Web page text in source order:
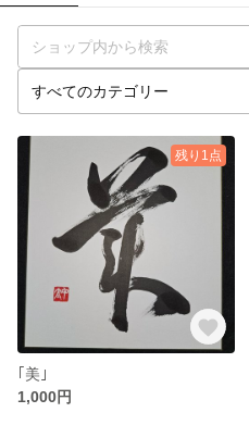
残り1点
｢美｣
1,000円